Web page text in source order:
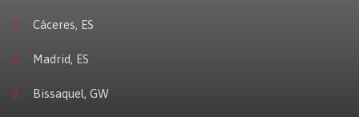
Cáceres, ES
Madrid, ES
Bissaquel, GW